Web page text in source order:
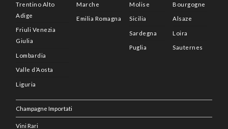
Trentino Alto
Adige
Friuli Venezia
Giulia
Lombardia
Valle d’Aosta
Liguria
Marche
Emilia Romagna
Molise
Sicilia
Sardegna
Puglia
Bourgogne
Alsaze
Loira
Sauternes
Champagne Importati
Vini Rari